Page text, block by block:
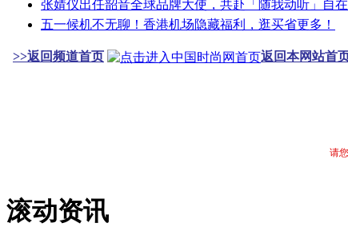
张婧仪出任韶音全球品牌大使，共赴「随我动听」自
五一候机不无聊！香港机场隐藏福利，逛买省更多！
>>返回频道首页 返回本网站首
请
滚动资讯